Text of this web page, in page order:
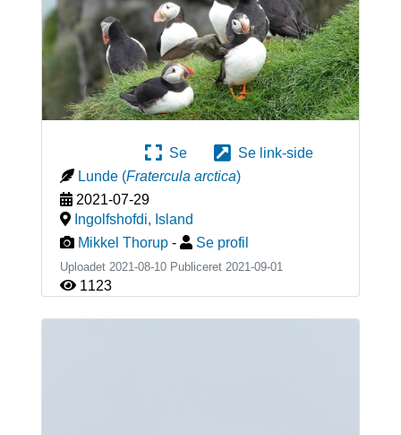
Se
Se link-side
Lunde (Fratercula arctica)
2021-07-29
Ingolfshofdi, Island
Mikkel Thorup - Se profil
Uploadet 2021-08-10 Publiceret 2021-09-01
1123